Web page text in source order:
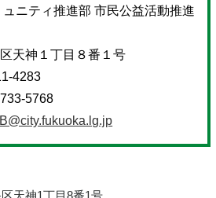
ニティ推進部 市民公益活動推進
天神１丁目８番１号
4283
5768